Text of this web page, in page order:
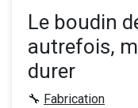
Le boudin
autrefois,
durer
🔧 Fabrication